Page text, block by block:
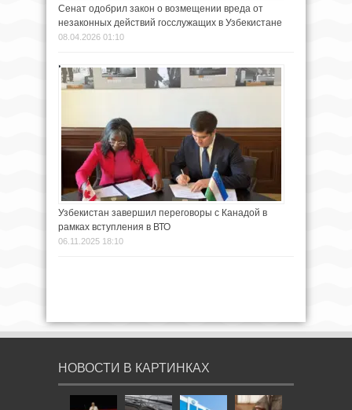
Сенат одобрил закон о возмещении вреда от
незаконных действий госслужащих в Узбекистане
08.04.2026 01:10
Узбекистан завершил переговоры с Канадой в
рамках вступления в ВТО
06.11.2025 18:10
НОВОСТИ В КАРТИНКАХ